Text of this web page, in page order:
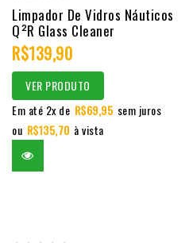
out
of
Limpador De Vidros Náuticos
Q²R Glass Cleaner
R$139,90
VER PRODUTO
Em até 2x de R$69,95 sem juros
ou R$135,70 à vista